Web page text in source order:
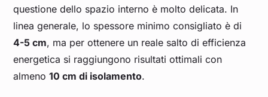
questione dello spazio interno è molto delicata. In
linea generale, lo spessore minimo consigliato è di
4-5 cm, ma per ottenere un reale salto di efficienza
energetica si raggiungono risultati ottimali con
almeno10 cm di isolamento.